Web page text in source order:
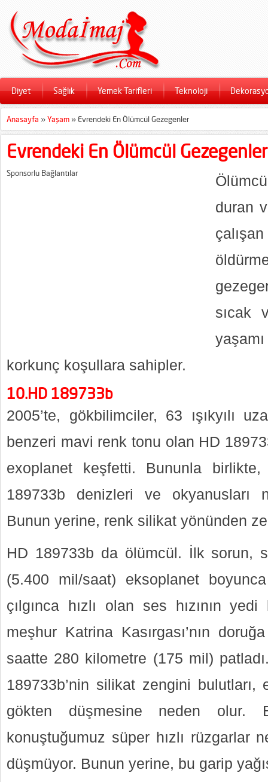
Diyet Sağlık Yemek Tarifleri Teknoloji
Anasayfa »Yaşam » Evrendeki En Ölümcül Gezegenler
Evrendeki En Ölümcül Gezegenler
Sponsorlu Bağlantılar
duran
sıcak
korkunç koşullara sahipler.
10.HD 189733b
2005’te, gökbilimciler, 63 ışıkyılı
benzeri mavi renk tonu olan HD
exoplanet keşfetti. Bununla birlikte,
189733b denizleri ve okyanusları
Bunun yerine, renk silikat yönünden
HD 189733b da ölümcül. İlk sorun,
(5.400 mil/saat) eksoplanet
çılgınca hızlı olan ses hızının
meşhur Katrina Kasırgası’nın
saatte 280 kilometre (175 mil)
189733b’nin silikat zengini bulutları,
gökten düşmesine neden
konuştuğumuz süper hızlı rüzgarlar
düşmüyor. Bunun yerine, bu garip